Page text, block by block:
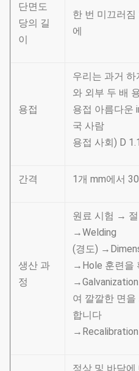
단면도
당의 길
이
한 번 미끄러
에
용접
우리는 과거
와 외부 두 배
용접 아름다운
국 사람
용접 사회) D 1.1
간격 1개 mm에서
생산 과
정
원료 시험 →
→Welding
(경도)
→Hole 훈련을
여 깔깔한 면
합니다
정상 및 바닥